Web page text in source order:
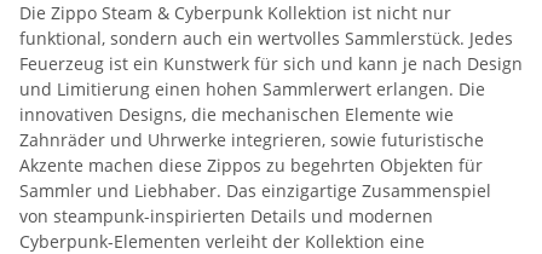
Die Zippo Steam & Cyberpunk Kollektion ist nicht nur
funktional, sondern auch ein wertvolles Sammlerstück. Jedes
Feuerzeug ist ein Kunstwerk für sich und kann je nach Design
und Limitierung einen hohen Sammlerwert erlangen. Die
innovativen Designs, die mechanischen Elemente wie
Zahnräder und Uhrwerke integrieren, sowie futuristische
Akzente machen diese Zippos zu begehrten Objekten für
Sammler und Liebhaber. Das einzigartige Zusammenspiel
von steampunk-inspirierten Details und modernen
Cyberpunk-Elementen verleiht der Kollektion eine